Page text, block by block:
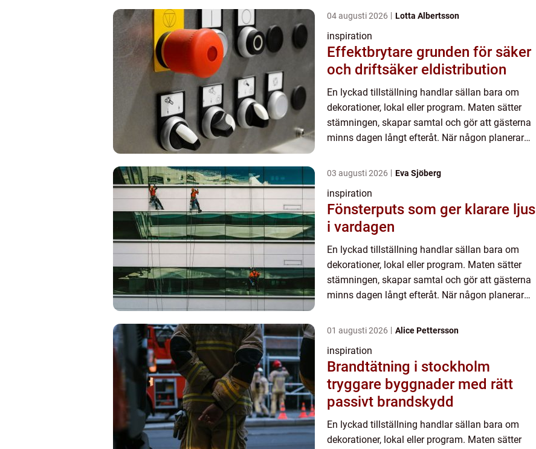
04 augusti 2026 Lotta Albertsson
inspiration
Effektbrytare grunden för säker
och driftsäker eldistribution
En lyckad tillställning handlar sällan bara om
dekorationer, lokal eller program. Maten sätter
stämningen, skapar samtal och gör att gästerna
minns dagen långt efteråt. När någon planerar
03 augusti 2026 Eva Sjöberg
inspiration
Fönsterputs som ger klarare ljus
i vardagen
En lyckad tillställning handlar sällan bara om
dekorationer, lokal eller program. Maten sätter
stämningen, skapar samtal och gör att gästerna
minns dagen långt efteråt. När någon planerar
01 augusti 2026 Alice Pettersson
inspiration
Brandtätning i stockholm
tryggare byggnader med rätt
passivt brandskydd
En lyckad tillställning handlar sällan bara om
dekorationer, lokal eller program. Maten sätter